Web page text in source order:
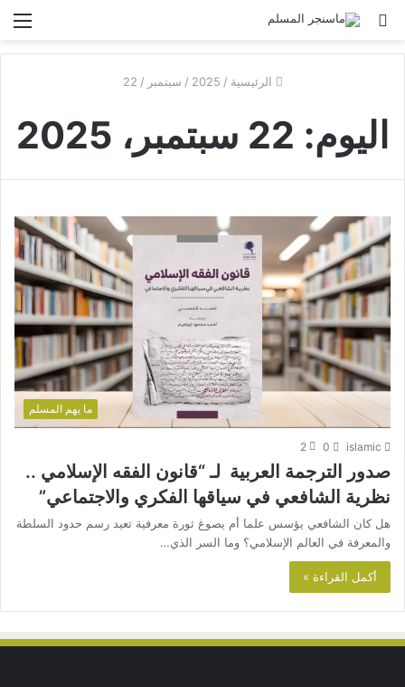
بحث
الرئيسية /
2025
/ سبتمبر /
22
اليوم: 22 سبتمبر، 2025
ما يهم المسلم
islamic
0
2
صدور الترجمة العربية لـ “قانون الفقه الإسلامي ..
نظرية الشافعي في سياقها الفكري والاجتماعي”
هل كان الشافعي يؤسس علما أم يصوغ ثورة معرفية تعيد رسم حدود السلطة
والمعرفة في العالم الإسلامي؟ وما السر الذي…
أكمل القراءة »